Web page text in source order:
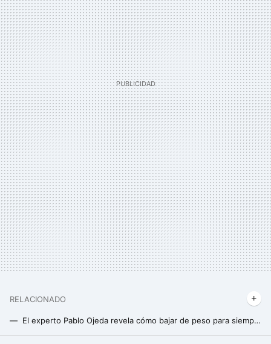
RELACIONADO
El experto Pablo Ojeda revela cómo bajar de peso para siempre: sin acudir a dietas milagro ni pasar hambre